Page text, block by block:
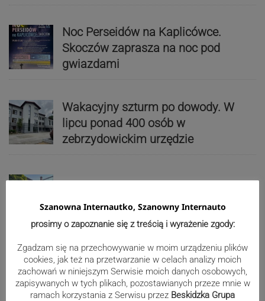
Noc Perseidów na Kaplicówce.
Skoczów zaprasza na noc pod
gwiazdami
Wakacyjny szturm po dowody. W
lipcu ponad 400 osób w
zebrzydowickim urzędzie
Budynek zostanie rozebrany
Reklama
Szanowna Internautko, Szanowny Internauto
prosimy o zapoznanie się z treścią i wyrażenie zgody:
Zgadzam się na przechowywanie w moim urządzeniu plików
cookies, jak też na przetwarzanie w celach analizy moich
zachowań w niniejszym Serwisie moich danych osobowych,
zapisywanych w tych plikach, pozostawianych przeze mnie w
ramach korzystania z Serwisu przez Beskidzka Grupa